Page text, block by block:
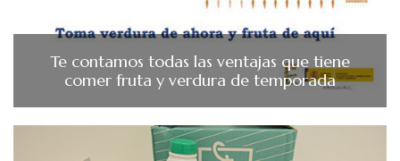
Te contamos todas las ventajas que tiene
comer fruta y verdura de temporada